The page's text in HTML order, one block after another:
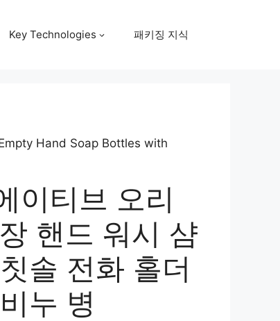
Key Technologies 패키징 지식
Hand Soap Bottles with
이티브 오리
핸드 워시 샴
솔 전화 홀더
누 병